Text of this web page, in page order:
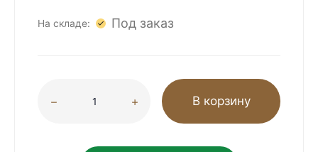
На складе: Под заказ
В корзину